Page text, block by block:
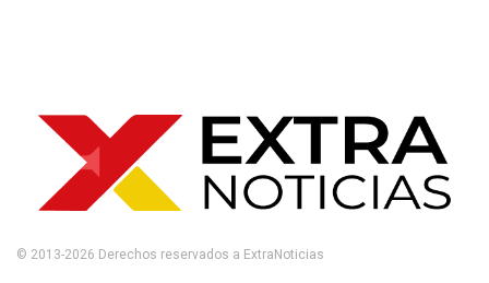
© 2013-2026 Derechos reservados a ExtraNoticias